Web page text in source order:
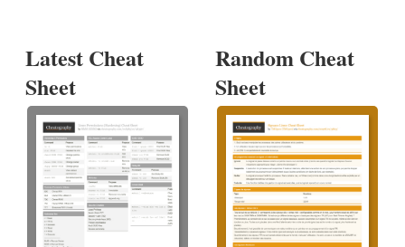
Latest Cheat
Sheet
Random Cheat
Sheet